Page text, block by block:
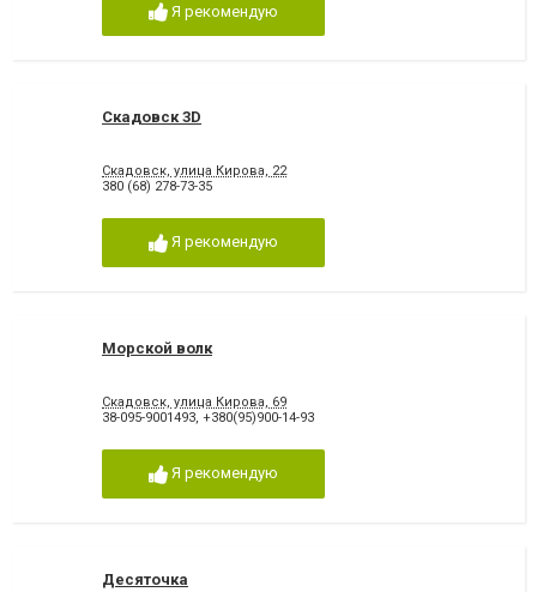
Я рекомендую
Скадовск 3D
Скадовск, улица Кирова, 22
380 (68) 278-73-35
Я рекомендую
Морской волк
Скадовск, улица Кирова, 69
38-095-9001493, +380(95)900-14-93
Я рекомендую
Десяточка